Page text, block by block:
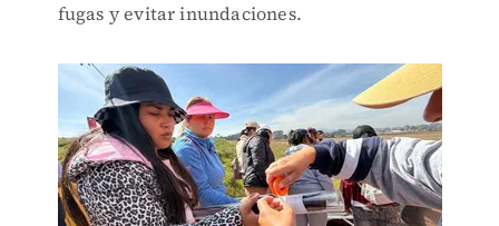
fugas y evitar inundaciones.